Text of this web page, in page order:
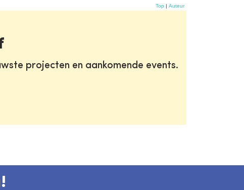
Top | Auteur
projecten en aankomende events.